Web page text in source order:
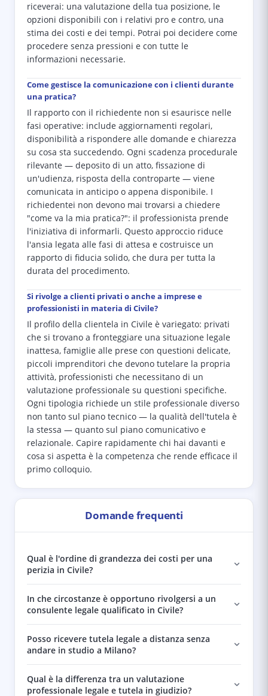
riceverai: una valutazione della tua posizione, le
opzioni disponibili con i relativi pro e contro, una
stima dei costi e dei tempi. Potrai poi decidere come
procedere senza pressioni e con tutte le
informazioni necessarie.
Come gestisce la comunicazione con i clienti durante
una pratica?
Il rapporto con il richiedente non si esaurisce nelle
fasi operative: include aggiornamenti regolari,
disponibilità a rispondere alle domande e chiarezza
su cosa sta succedendo. Ogni scadenza procedurale
rilevante — deposito di un atto, fissazione di
un'udienza, risposta della controparte — viene
comunicata in anticipo o appena disponibile. I
richiedentei non devono mai trovarsi a chiedere
"come va la mia pratica?": il professionista prende
l'iniziativa di informarli. Questo approccio riduce
l'ansia legata alle fasi di attesa e costruisce un
rapporto di fiducia solido, che dura per tutta la
durata del procedimento.
Si rivolge a clienti privati o anche a imprese e
professionisti in materia di Civile?
Il profilo della clientela in Civile è variegato: privati
che si trovano a fronteggiare una situazione legale
inattesa, famiglie alle prese con questioni delicate,
piccoli imprenditori che devono tutelare la propria
attività, professionisti che necessitano di un
valutazione professionale su questioni specifiche.
Ogni tipologia richiede un stile professionale diverso
non tanto sul piano tecnico — la qualità dell'tutela è
la stessa — quanto sul piano comunicativo e
relazionale. Capire rapidamente chi hai davanti e
cosa si aspetta è la competenza che rende efficace il
primo colloquio.
Domande frequenti
Qual è l'ordine di grandezza dei costi per una
perizia in Civile?
In che circostanze è opportuno rivolgersi a un
consulente legale qualificato in Civile?
Posso ricevere tutela legale a distanza senza
andare in studio a Milano?
Qual è la differenza tra un valutazione
professionale legale e tutela in giudizio?